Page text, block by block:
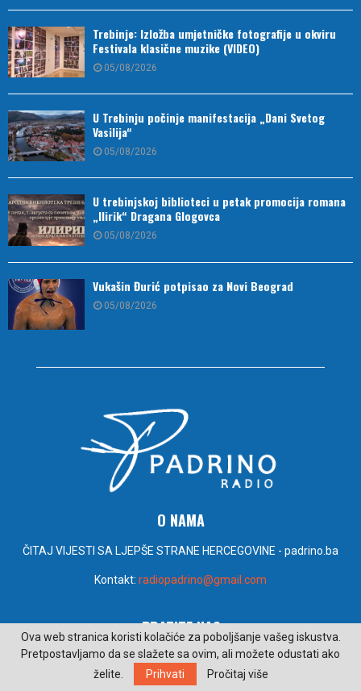
Trebinje: Izložba umjetničke fotografije u okviru
Festivala klasične muzike (VIDEO)
05/08/2026
U Trebinju počinje manifestacija „Dani Svetog
Vasilija“
05/08/2026
U trebinjskoj biblioteci u petak promocija romana
„Ilirik“ Dragana Glogovca
05/08/2026
Vukašin Đurić potpisao za Novi Beograd
05/08/2026
O NAMA
ČITAJ VIJESTI SA LJEPŠE STRANE HERCEGOVINE - padrino.ba
Kontakt: radiopadrino@gmail.com
PRATITE NAS
Ova web stranica koristi kolačiće za poboljšanje vašeg iskustva.
Pretpostavljamo da se slažete sa ovim, ali možete odustati ako
želite.
Prihvati Pročitaj više